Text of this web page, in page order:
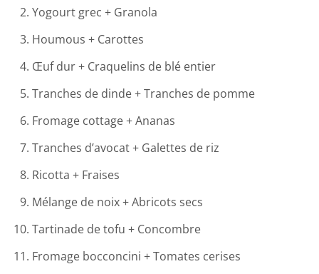
Yogourt grec + Granola
Houmous + Carottes
Œuf dur + Craquelins de blé entier
Tranches de dinde + Tranches de pomme
Fromage cottage + Ananas
Tranches d’avocat + Galettes de riz
Ricotta + Fraises
Mélange de noix + Abricots secs
Tartinade de tofu + Concombre
Fromage bocconcini + Tomates cerises